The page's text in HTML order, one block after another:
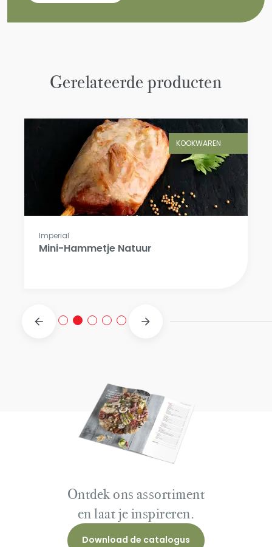
Gerelateerde producten
KOOKWAREN
Imperial
Mini-Hammetje Natuur
Ontdek ons assortiment
en laat je inspireren.
Download de catalogus